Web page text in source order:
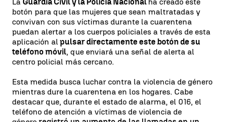
botón para que las mujeres que sean maltratadas y
convivan con sus víctimas durante la cuarentena
puedan alertar a los cuerpos policiales a través de esta
aplicación al pulsar directamente este botón de su
teléfono móvil, que enviará una señal de alerta al
centro policial más cercano.
Esta medida busca luchar contra la violencia de género
mientras dure la cuarentena en los hogares. Cabe
destacar que, durante el estado de alarma, el 016, el
teléfono de atención a víctimas de violencia de